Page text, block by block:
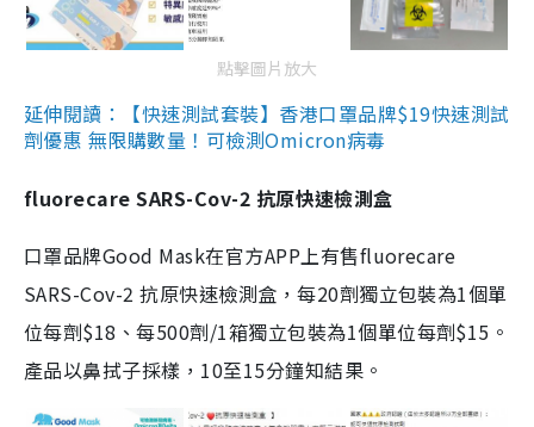
點擊圖片放大
延伸閱讀：【快速測試套裝】香港口罩品牌$19快速測試
劑優惠 無限購數量！可檢測Omicron病毒
fluorecare SARS-Cov-2 抗原快速檢測盒
口罩品牌Good Mask在官方APP上有售fluorecare
SARS-Cov-2 抗原快速檢測盒，每20劑獨立包裝為1個單
位每劑$18、每500劑/1箱獨立包裝為1個單位每劑$15。
產品以鼻拭子採樣，10至15分鐘知結果。